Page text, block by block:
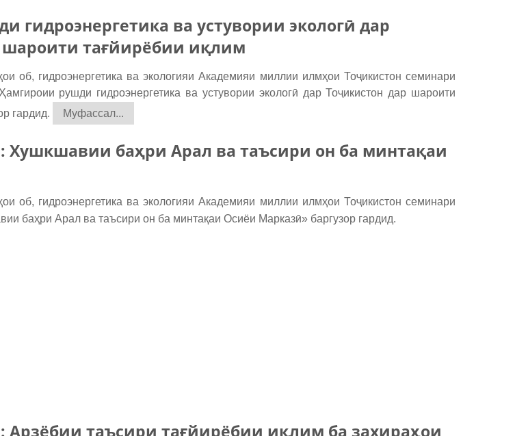
гидроэнергетика ва устувории экологӣ дар
шароити тағйирёбии иқлим
об, гидроэнергетика ва экологияи Академияи миллии илмҳои Тоҷикистон семинари
рушди гидроэнергетика ва устувории экологӣ дар Тоҷикистон дар шароити
гардид.
Муфассал...
баҳри Арал ва таъсири он ба минтақаи
об, гидроэнергетика ва экологияи Академияи миллии илмҳои Тоҷикистон семинари
баҳри Арал ва таъсири он ба минтақаи Осиёи Марказӣ» баргузор гардид.
таъсири тағйирёбии иқлим ба захираҳои